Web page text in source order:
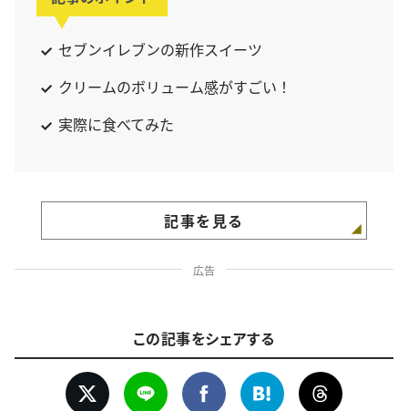
セブンイレブンの新作スイーツ
クリームのボリューム感がすごい！
実際に食べてみた
記事を見る
広告
この記事をシェアする